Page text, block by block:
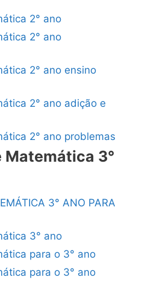
2° ano
2° ano
2° ano ensino
2° ano adição e
2° ano problemas
3°
3° ANO PARA
3° ano
para o 3° ano
para o 3° ano